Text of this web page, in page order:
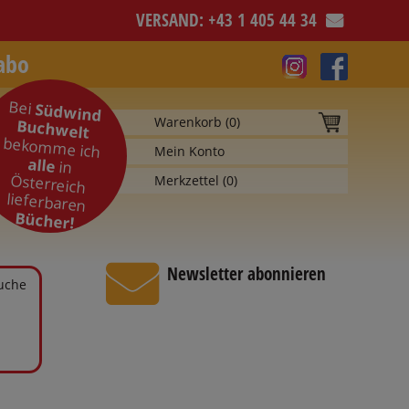
VERSAND: +43 1 405 44 34
BeiSüdwind
Buchwelt
bekomme ich
allein
Österreich
lieferbaren
Bücher!
Warenkorb (0)
Mein Konto
Merkzettel (0)
Newsletter abonnieren